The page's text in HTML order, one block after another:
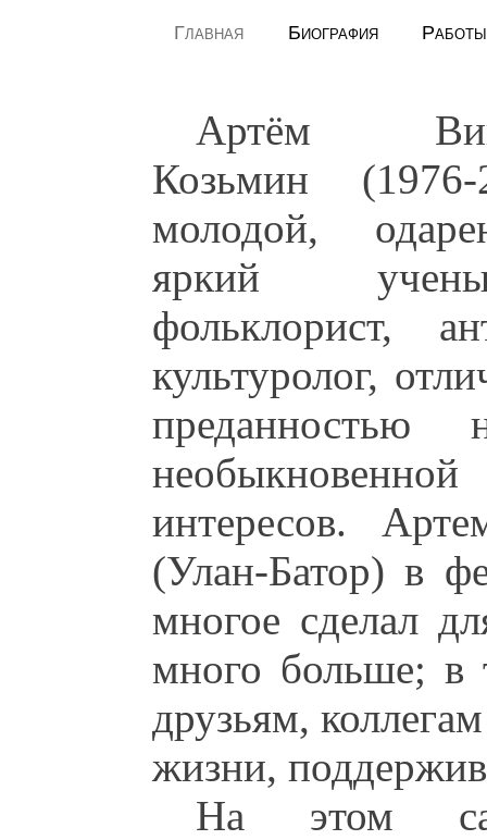
Главная Биография Работы
Артём
Козьмин
молодой,
яркий
фольклорист,
культуролог,
преданностью
интересов.
(Улан-Батор) в
многое сделал
много больше; в
друзьям,
жизни,
На этом